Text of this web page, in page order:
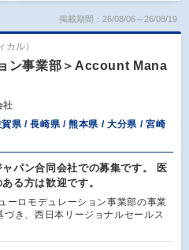
掲載期間：26/08/06～26/08/19
ル）
ン事業部＞Account Mana
社
県 / 長崎県 / 熊本県 / 大分県 / 宮崎
パン合同会社での募集です。 医
る方は歓迎です。
ーロモデュレーション事業部の事業
づき、西日本リージョナルセールス